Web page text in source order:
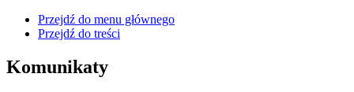
Przejdź do menu głównego
Przejdź do treści
Komunikaty